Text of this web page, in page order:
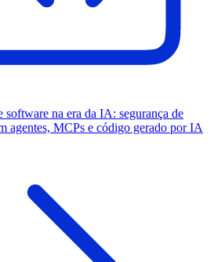
software na era da IA: segurança de
agentes, MCPs e código gerado por IA